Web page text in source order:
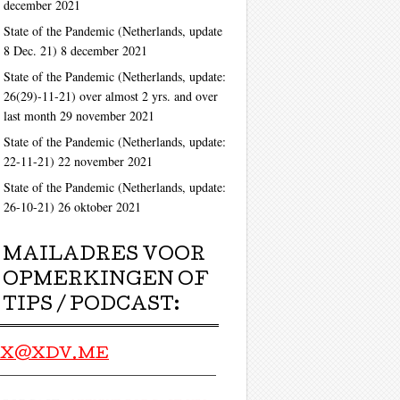
december 2021
State of the Pandemic (Netherlands, update
8 Dec. 21) 8 december 2021
State of the Pandemic (Netherlands, update:
26(29)-11-21) over almost 2 yrs. and over
last month 29 november 2021
State of the Pandemic (Netherlands, update:
22-11-21) 22 november 2021
State of the Pandemic (Netherlands, update:
26-10-21) 26 oktober 2021
MAILADRES VOOR
OPMERKINGEN OF
TIPS / PODCAST:
X@XDV.ME